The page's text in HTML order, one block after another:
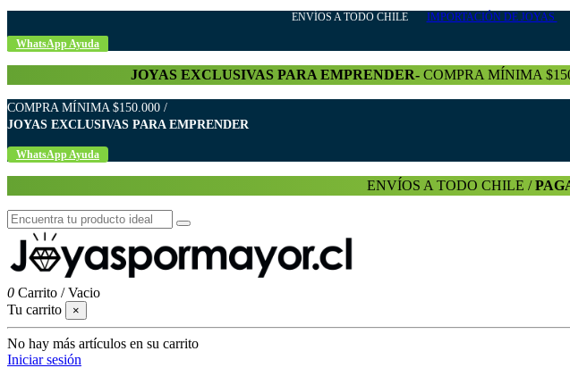
ENVÍOS A TODO CHILE IMPORTACIÓN DE JOYAS
WhatsApp Ayuda
JOYAS EXCLUSIVAS PARA EMPRENDER- COMPRA MÍNIMA
COMPRA MÍNIMA $150.000 /
JOYAS EXCLUSIVAS PARA EMPRENDER
WhatsApp Ayuda
ENVÍOS A TODO CHILE /
0 Carrito /Vacio
Tu carrito
×
No hay más artículos en su carrito
Iniciar sesión